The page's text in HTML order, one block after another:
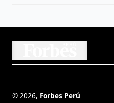
© 2026, Forbes Perú